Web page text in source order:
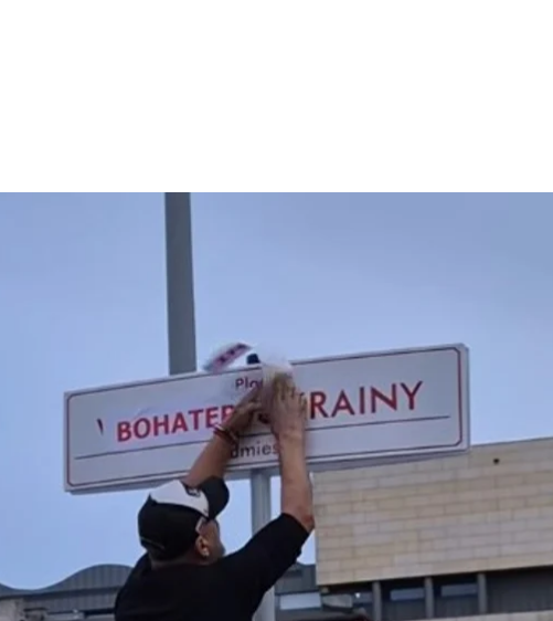
у соцмережах як Джон (Назар) Малкович,
«Герої Гдині».
журналістам сказали, що отримали докази, зокрема,
інцидент.